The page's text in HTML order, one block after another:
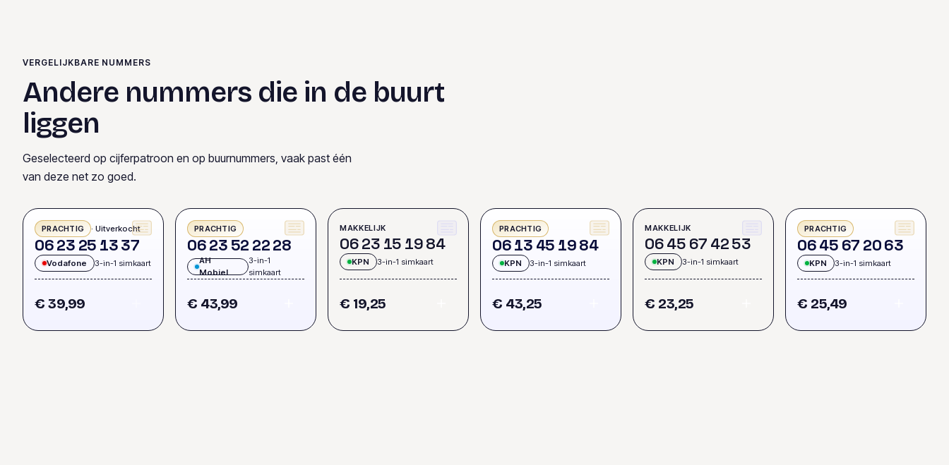
VERGELIJKBARE NUMMERS
Andere nummers die in de buurt
liggen
Geselecteerd op cijferpatroon en op buurnummers, vaak past één
van deze net zo goed.
PRACHTIG · Uitverkocht
0623 25 1337
Vodafone 3-in-1 simkaart
€ 39,99
PRACHTIG
0623 52 2228
AH
Mobiel
3-in-1
simkaart
€ 43,99
MAKKELIJK
0623 15 1984
KPN 3-in-1 simkaart
€ 19,25
PRACHTIG
0613 45 1984
KPN 3-in-1 simkaart
€ 43,25
MAKKELIJK
0645 67 4253
KPN 3-in-1 simkaart
€ 23,25
PRACHTIG
0645 67 2063
KPN 3-in-1 simkaart
€ 25,49